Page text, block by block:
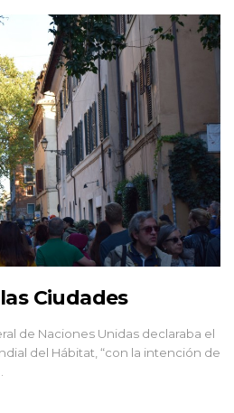
Ciudades
de Naciones Unidas declaraba el
del Hábitat, “con la intención de